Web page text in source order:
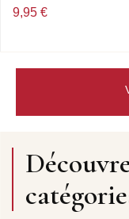
9,95 €